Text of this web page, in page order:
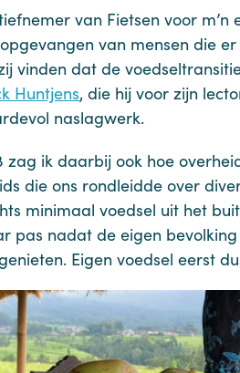
van Fietsen voor m’n
van mensen die
vinden dat de
Huntjens, die hij voor zijn
naslagwerk.
zag ik daarbij ook hoe
die ons rondleidde over
minimaal voedsel uit het
pas nadat de eigen
Eigen voedsel eerst